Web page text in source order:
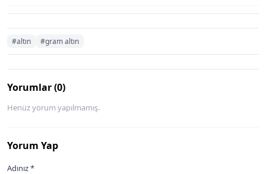
#altın #gram altın
Yorumlar (0)
Henüz yorum yapılmamış.
Yorum Yap
Adınız *